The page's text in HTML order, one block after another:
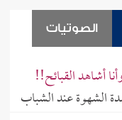
الصوتيات
أشاهد القبائح!!
عند الشباب